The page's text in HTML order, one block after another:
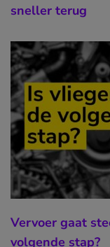
sneller terug
Vervoer gaat
volgende stap?